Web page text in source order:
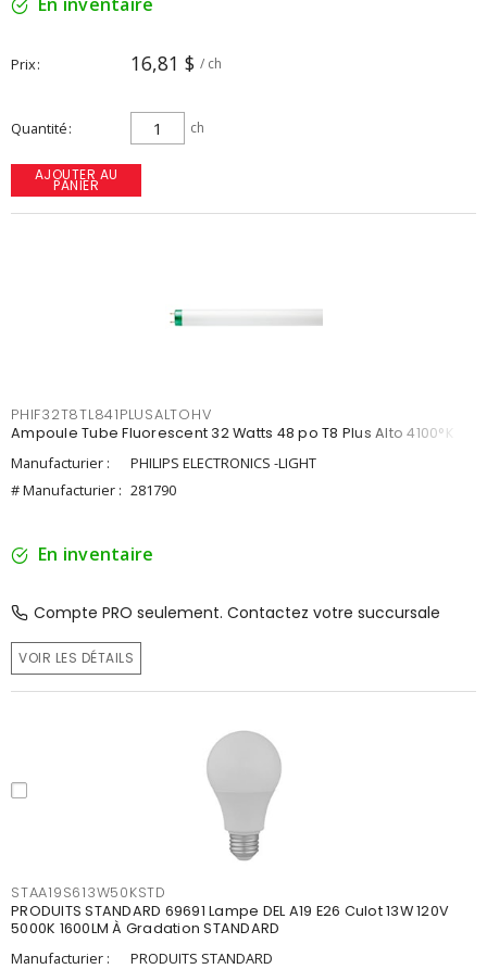
Prix 16,81 $ / ch
Quantité ch
AJOUTER AU
PANIER
PHIF32T8TL841PLUSALTOHV
Ampoule Tube Fluorescent 32 Watts 48 po T8 Plus Alto 4100°K
Manufacturier :
PHILIPS ELECTRONICS -LIGHT
# Manufacturier : 281790
En inventaire
Compte PRO seulement. Contactez votre succursale
VOIR LES DÉTAILS
STAA19S613W50KSTD
PRODUITS STANDARD 69691 Lampe DEL A19 E26 Culot 13W 120V
5000K 1600LM À Gradation STANDARD
Manufacturier :
PRODUITS STANDARD